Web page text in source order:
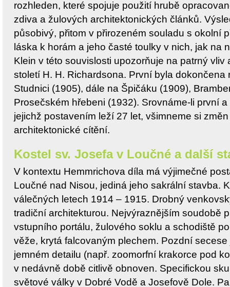
rozhleden, které spojuje použití hrubě
zdiva a žulových architektonických článků.
působivý, přitom v přirozeném souladu s okolní
láska k horám a jeho časté toulky v nich, jak na
Klein v této souvislosti upozorňuje na patrný vliv
století H. H. Richardsona. První byla
Studnici (1905), dále na Špičáku (1909),
Prosečském hřebeni (1932). Srovnáme-li první
jejichž postavením leží 27 let, všimneme si
architektonické cítění.
Kostel sv. Josefa v Loučné a další
V kontextu Hemmrichova díla má výjimečné
Loučné nad Nisou, jediná jeho sakrální stavba.
válečných letech 1914 – 1915. Drobný
tradiční architekturou. Nejvýraznějším soudobě
vstupního portálu, žulového soklu a schodiště
věže, krytá falcovaným plechem. Pozdní
jemném detailu (např. zoomorfní krakorce pod
v nedávně době citlivě obnoven. Specifickou
světové války v Dobré Vodě a Josefově Dole.